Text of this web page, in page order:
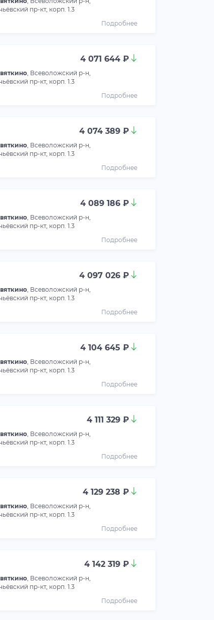
пр-кт, корп. 1.3
Подробнее
4 071 644 ₽
, Всеволожский р-н,
пр-кт, корп. 1.3
Подробнее
4 074 389 ₽
, Всеволожский р-н,
пр-кт, корп. 1.3
Подробнее
4 089 186 ₽
, Всеволожский р-н,
пр-кт, корп. 1.3
Подробнее
4 097 026 ₽
, Всеволожский р-н,
пр-кт, корп. 1.3
Подробнее
4 104 645 ₽
, Всеволожский р-н,
пр-кт, корп. 1.3
Подробнее
4 111 329 ₽
, Всеволожский р-н,
пр-кт, корп. 1.3
Подробнее
4 129 238 ₽
, Всеволожский р-н,
пр-кт, корп. 1.3
Подробнее
4 142 319 ₽
, Всеволожский р-н,
пр-кт, корп. 1.3
Подробнее